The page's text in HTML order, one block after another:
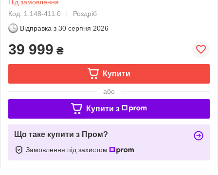
Під замовлення
Код: 1.148-411.0
Роздріб
Відправка з 30 серпня 2026
39 999 ₴
Купити
або
Купити з
Що таке купити з Пром?
Замовлення під захистом